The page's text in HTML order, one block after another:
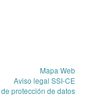
Mapa Web
Aviso legal SSI-CE
protección de datos